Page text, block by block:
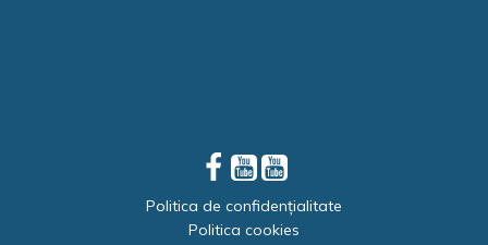
Politica de confidențialitate
Politica cookies